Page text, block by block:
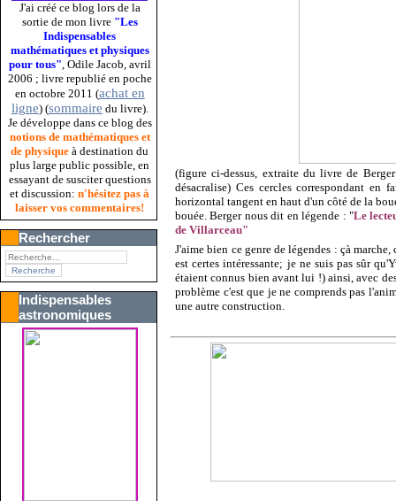
J'ai créé ce blog lors de la
sortie de mon livre "Les
Indispensables
mathématiques et physiques
pour tous", Odile Jacob, avril
2006 ; livre republié en poche
en octobre 2011 (achat en
ligne) (sommaire du livre).
Je développe dans ce blog des
notions de mathématiques et
de physique à destination du
plus large public possible, en
essayant de susciter questions
et discussion: n'hésitez pas à
laisser vos commentaires!
Rechercher
Indispensables
astronomiques
(figure ci-dessus, extraite du livre de
désacralise) Ces cercles correspondant
horizontal tangent en haut d'un côté de la
bouée. Berger nous dit en légende : "Le
de Villarceau"
J'aime bien ce genre de légendes : çà
est certes intéressante; je ne suis pas sûr
étaient connus bien avant lui !) ainsi, avec
problème c'est que je ne comprends pas
une autre construction.